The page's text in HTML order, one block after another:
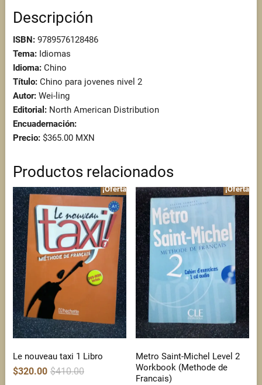
Descripción
ISBN:9789576128486
Tema:Idiomas
Idioma:Chino
Título:Chino para jovenes nivel 2
Autor:Wei-ling
Editorial:North American Distribution
Encuadernación:
Precio:$365.00 MXN
Productos relacionados
¡Oferta!
Le nouveau taxi 1 Libro
$410.00Original
price
$320.00
Current
price
¡Oferta!
Metro Saint-Michel Level 2
Workbook (Methode de
Francais)